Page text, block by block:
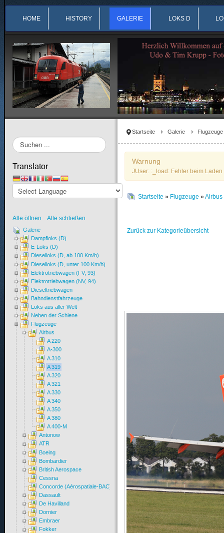
HOME HISTORY GALERIE LOKS D
Startseite Galerie Flugzeuge
Warnung
JUser: :_load: Fehler beim
Startseite » Flugzeuge »Airbus
Zurück zur Kategorieübersicht
Suchen
...
Translator
Alle öffnen Alle schließen
Galerie
Dampfloks (D)
E-Loks (D)
Dieselloks (D, ab 100 Km/h)
Dieselloks (D, unter 100 Km/h)
Elektrotriebwagen (FV, 93)
Elektrotriebwagen (NV, 94)
Dieseltriebwagen
Bahndienstfahrzeuge
Loks aus aller Welt
Neben der Schiene
Flugzeuge
Airbus
A 220
A-300
A 310
A 319
A 320
A 321
A 330
A 340
A 350
A 380
A 400-M
Antonow
ATR
Boeing
Bombardier
British Aerospace
Cessna
Concorde (Aérospatiale-BAC)
Dassault
De Havilland
Dornier
Embraer
Fokker